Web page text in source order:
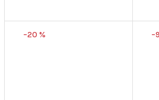
–20 %